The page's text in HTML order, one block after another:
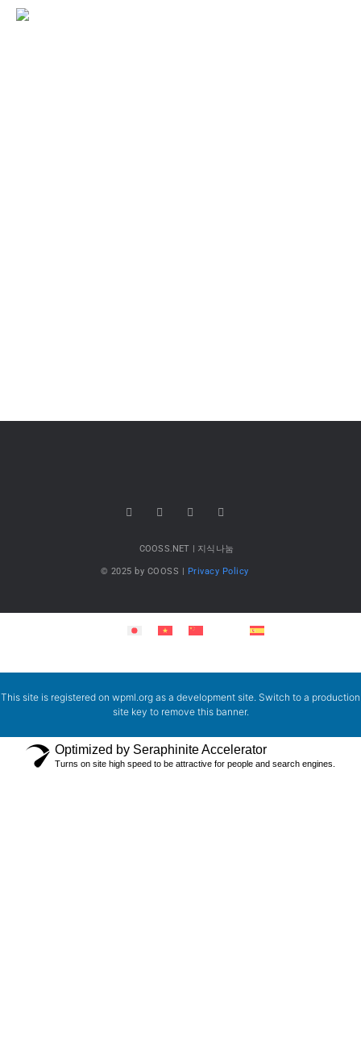
COOSS.NET | 지식나눔
© 2025 by COOSS | Privacy Policy
This site is registered on wpml.org as a development site. Switch to a production
site key to remove this banner.
Optimized by Seraphinite Accelerator
Turns on site high speed to be attractive for people and search engines.